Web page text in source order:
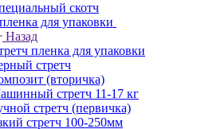
скотч
для упаковки
Назад
пленка для упаковки
стретч
(вторичка)
стретч 11-17 кг
стретч (первичка)
стретч 100-250мм